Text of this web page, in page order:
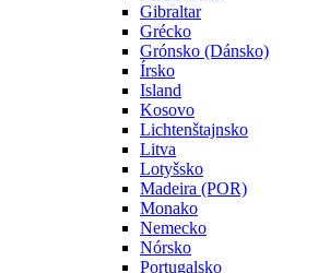
Gibraltar
Grécko
Grónsko (Dánsko)
Írsko
Island
Kosovo
Lichtenštajnsko
Litva
Lotyšsko
Madeira (POR)
Monako
Nemecko
Nórsko
Portugalsko